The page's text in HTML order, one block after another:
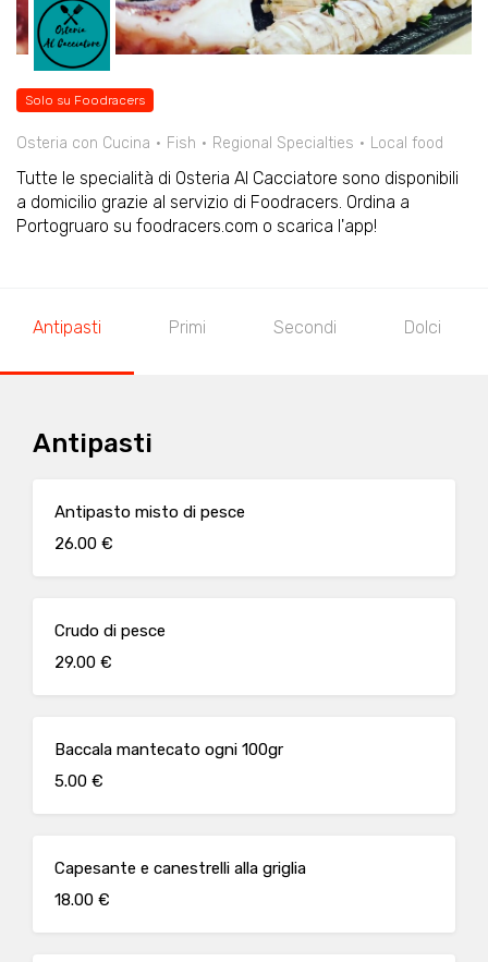
Solo su Foodracers
Osteria con Cucina Fish Regional Specialties Local food
Tutte le specialità di Osteria Al Cacciatore sono disponibili
a domicilio grazie al servizio di Foodracers. Ordina a
Portogruaro su foodracers.com o scarica l'app!
Antipasti Primi Secondi Dolci
Antipasti
Antipasto misto di pesce
26.00 €
Crudo di pesce
29.00 €
Baccala mantecato ogni 100gr
5.00 €
Capesante e canestrelli alla griglia
18.00 €